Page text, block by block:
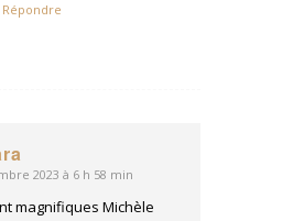
Répondre
2023 à 6 h 58 min
magnifiques Michèle